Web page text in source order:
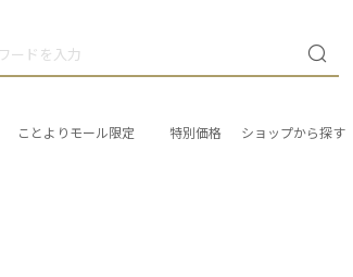
ことよりモール限定 特別価格 ショップから探す